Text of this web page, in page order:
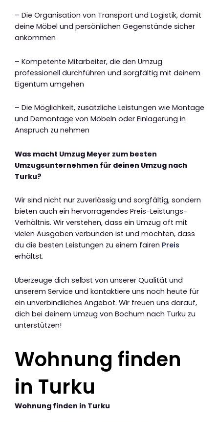
– Die Organisation von Transport und Logistik, damit
deine Möbel und persönlichen Gegenstände sicher
ankommen
– Kompetente Mitarbeiter, die den Umzug
professionell durchführen und sorgfältig mit deinem
Eigentum umgehen
– Die Möglichkeit, zusätzliche Leistungen wie Montage
und Demontage von Möbeln oder Einlagerung in
Anspruch zu nehmen
Was macht Umzug Meyer zum besten
Umzugsunternehmen für deinen Umzug nach
Turku?
Wir sind nicht nur zuverlässig und sorgfältig, sondern
bieten auch ein hervorragendes Preis-Leistungs-
Verhältnis. Wir verstehen, dass ein Umzug oft mit
vielen Ausgaben verbunden ist und möchten, dass
du die besten Leistungen zu einem fairen Preis
erhältst.
Überzeuge dich selbst von unserer Qualität und
unserem Service und kontaktiere uns noch heute für
ein unverbindliches Angebot. Wir freuen uns darauf,
dich bei deinem Umzug von Bochum nach Turku zu
unterstützen!
Wohnung finden
in Turku
Wohnung finden in Turku